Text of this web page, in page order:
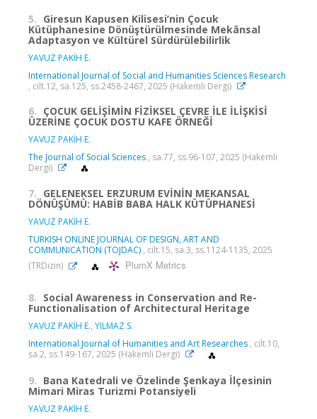
5. Giresun Kapusen Kilisesi’nin Çocuk
Kütüphanesine Dönüştürülmesinde Mekânsal
Adaptasyon ve Kültürel Sürdürülebilirlik
YAVUZ PAKİH E.
International Journal of Social and Humanities Sciences Research
, cilt.12, sa.125, ss.2458-2467, 2025 (Hakemli Dergi)
6. ÇOCUK GELİŞİMİN FİZİKSEL ÇEVRE İLE İLİŞKİSİ
ÜZERİNE ÇOCUK DOSTU KAFE ÖRNEĞİ
YAVUZ PAKİH E.
The Journal of Social Sciences , sa.77, ss.96-107, 2025 (Hakemli
Dergi)
7. GELENEKSEL ERZURUM EVİNİN MEKANSAL
DÖNÜŞÜMÜ: HABİB BABA HALK KÜTÜPHANESİ
YAVUZ PAKİH E.
TURKISH ONLINE JOURNAL OF DESIGN, ART AND
COMMUNICATION (TOJDAC) , cilt.15, sa.3, ss.1124-1135, 2025
(TRDizin)
PlumX Metrics
8. Social Awareness in Conservation and Re-
Functionalisation of Architectural Heritage
YAVUZ PAKİH E., YILMAZ S.
International Journal of Humanities and Art Researches , cilt.10,
sa.2, ss.149-167, 2025 (Hakemli Dergi)
9. Bana Katedrali ve Özelinde Şenkaya İlçesinin
Mimari Miras Turizmi Potansiyeli
YAVUZ PAKİH E.